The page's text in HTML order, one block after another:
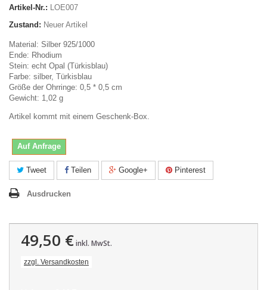
Artikel-Nr.: LOE007
Zustand: Neuer Artikel
Material: Silber 925/1000
Ende: Rhodium
Stein: echt Opal (Türkisblau)
Farbe: silber, Türkisblau
Größe der Ohrringe: 0,5 * 0,5 cm
Gewicht: 1,02 g
Artikel kommt mit einem Geschenk-Box.
Auf Anfrage
Tweet Teilen Google+ Pinterest
Ausdrucken
49,50 €inkl. MwSt.
zzgl. Versandkosten